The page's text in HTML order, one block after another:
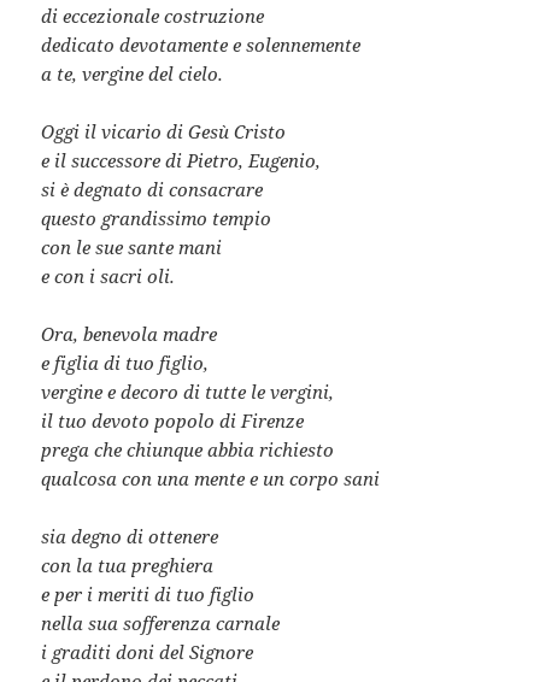
di eccezionale costruzione
dedicato devotamente e solennemente
a te, vergine del cielo.
Oggi il vicario di Gesù Cristo
e il successore di Pietro, Eugenio,
si è degnato di consacrare
questo grandissimo tempio
con le sue sante mani
e con i sacri oli.
Ora, benevola madre
e figlia di tuo figlio,
vergine e decoro di tutte le vergini,
il tuo devoto popolo di Firenze
prega che chiunque abbia richiesto
qualcosa con una mente e un corpo sani
sia degno di ottenere
con la tua preghiera
e per i meriti di tuo figlio
nella sua sofferenza carnale
i graditi doni del Signore